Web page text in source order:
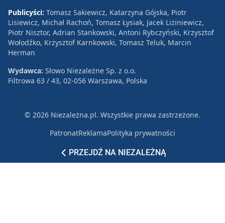
PRZEJDŹ NA NIEZALEŻNĄ
Publicyści: Tomasz Sakiewicz, Katarzyna Gójska, Piotr
Lisiewicz, Michał Rachoń, Tomasz Łysiak, Jacek Liziniewicz,
Piotr Nisztor, Adrian Stankowski, Antoni Rybczyński, Krzysztof
Wołodźko, Krzysztof Karnkowski, Tomasz Teluk, Marcin
Herman
Wydawca: Słowo Niezależne Sp. z o.o.
Filtrowa 63 / 43, 02-056 Warszawa, Polska
© 2026 Niezależna.pl. Wszystkie prawa zastrzeżone.
PatronatReklamaPolityka prywatności